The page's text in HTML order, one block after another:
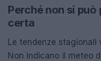
Perché non si
certa
Le tendenze stagionali
Non indicano il meteo